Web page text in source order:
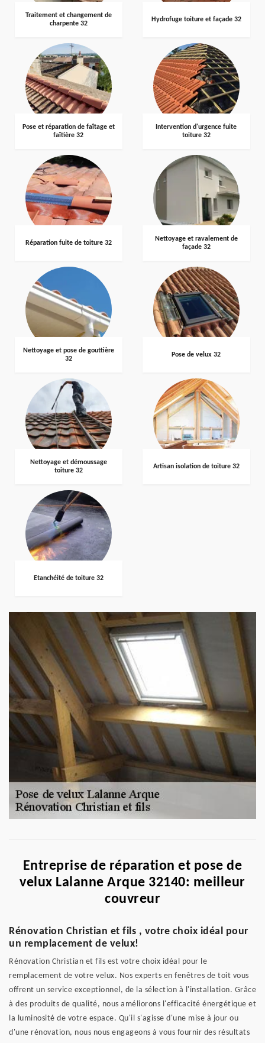
Traitement et changement de
charpente 32
Hydrofuge toiture et façade 32
Pose et réparation de faîtage et
faîtière 32
Intervention d'urgence fuite
toiture 32
Réparation fuite de toiture 32
Nettoyage et ravalement de
façade 32
Nettoyage et pose de gouttière
32
Pose de velux 32
Nettoyage et démoussage
toiture 32
Artisan isolation de toiture 32
Etanchéité de toiture 32
Entreprise de réparation et pose de
velux Lalanne Arque 32140: meilleur
couvreur
Rénovation Christian et fils , votre choix idéal pour
un remplacement de velux!
Rénovation Christian et fils est votre choix idéal pour le
remplacement de votre velux. Nos experts en fenêtres de toit vous
offrent un service exceptionnel, de la sélection à l'installation. Grâce
à des produits de qualité, nous améliorons l'efficacité énergétique et
la luminosité de votre espace. Qu'il s'agisse d'une mise à jour ou
d'une rénovation, nous nous engageons à vous fournir des résultats